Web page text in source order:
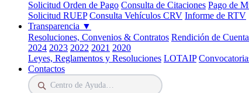
Solicitud Orden de Pago Consulta de Citaciones Pago de
Solicitud RUEP Consulta Vehículos CRV Informe de RTV
Transparencia ▼
Resoluciones, Convenios & Contratos Rendición de
2024 2023 2022 2021 2020
Leyes, Reglamentos y Resoluciones LOTAIP
Contactos